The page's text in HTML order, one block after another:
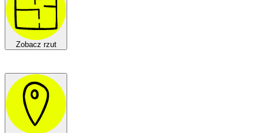
Zobacz rzut